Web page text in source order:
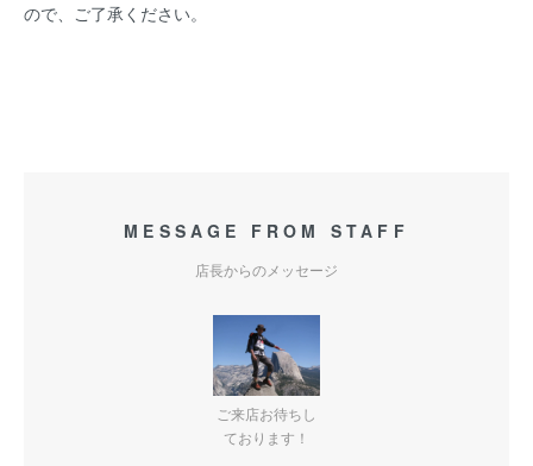
ので、ご了承ください。
MESSAGE FROM STAFF
店長からのメッセージ
ご来店お待ちし
ております！